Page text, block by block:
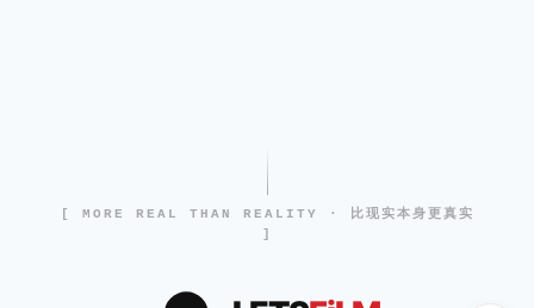
[ MORE REAL THAN REALITY · 比现实本身更真实
]